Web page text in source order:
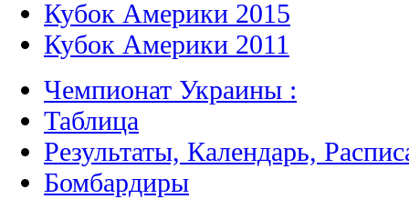
Кубок Америки 2015
Кубок Америки 2011
Чемпионат Украины :
Таблица
Результаты, Календарь,
Бомбардиры